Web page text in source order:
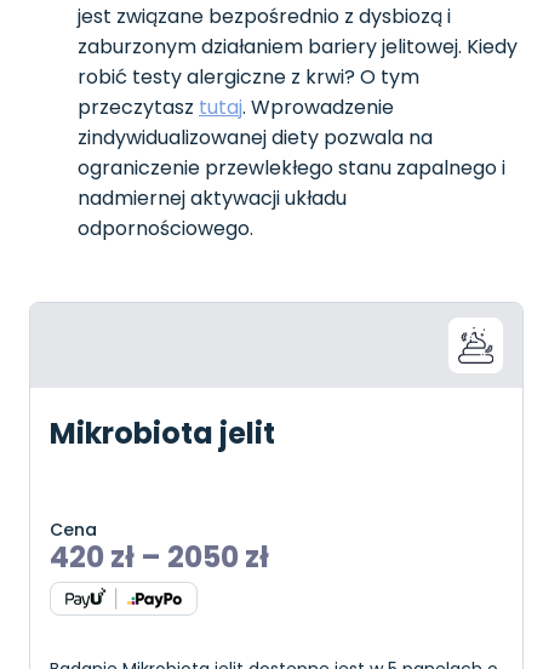
jest związane bezpośrednio z dysbiozą i
zaburzonym działaniem bariery jelitowej. Kiedy
robić testy alergiczne z krwi? O tym
przeczytasz tutaj. Wprowadzenie
zindywidualizowanej diety pozwala na
ograniczenie przewlekłego stanu zapalnego i
nadmiernej aktywacji układu
odpornościowego.
Mikrobiota jelit
Cena
420 zł – 2050 zł